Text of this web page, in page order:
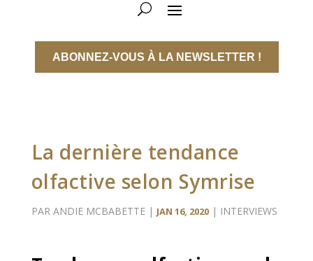
ABONNEZ-VOUS À LA NEWSLETTER !
La dernière tendance
olfactive selon Symrise
PAR ANDIE MCBABETTE| JAN 16, 2020| INTERVIEWS